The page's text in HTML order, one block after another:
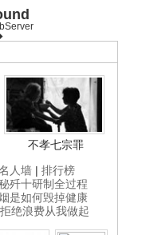
不孝七宗罪
人墙 | 排行榜
歼十研制全过程
是如何毁掉健康
绝浪费从我做起